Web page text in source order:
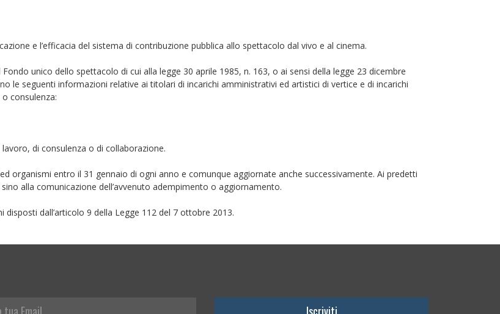
e l’efficacia del sistema di contribuzione pubblica allo spettacolo dal vivo e al cinema.
unico dello spettacolo di cui alla legge 30 aprile 1985, n. 163, o ai sensi della legge 23 dicembre
le seguenti informazioni relative ai titolari di incarichi amministrativi ed artistici di vertice e di incarichi
consulenza:
di consulenza o di collaborazione.
organismi entro il 31 gennaio di ogni anno e comunque aggiornate anche successivamente. Ai predetti
alla comunicazione dell’avvenuto adempimento o aggiornamento.
dall’articolo 9 della Legge 112 del 7 ottobre 2013.
Email